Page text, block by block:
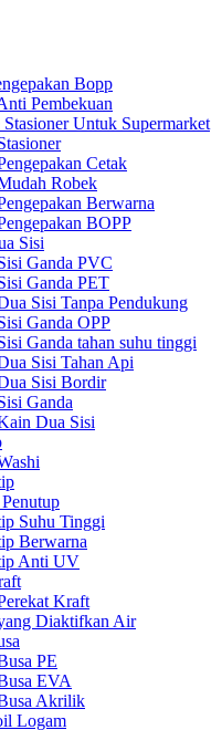
Bopp
Pembekuan
Stasioner Untuk Supermarket
Cetak
Robek
Berwarna
BOPP
Sisi
Ganda PVC
Ganda PET
Sisi Tanpa Pendukung
Ganda OPP
Ganda tahan suhu tinggi
Sisi Tahan Api
Sisi Bordir
Ganda
Dua Sisi
Suhu Tinggi
Berwarna
Anti UV
Kraft
Diaktifkan Air
PE
EVA
Akrilik
Logam